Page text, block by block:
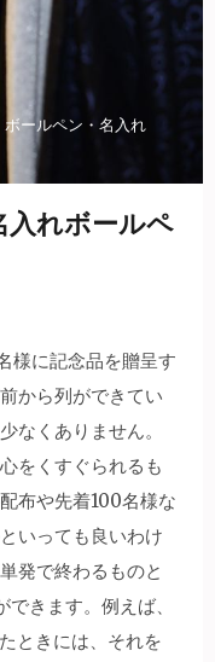
ボールペン ・ 名入れ
入れボールペ
様に記念品を贈呈す
から列ができてい
なくありません。
をくすぐられるも
布や先着100名様な
いっても良いわけ
発で終わるものと
きます。例えば、
ときには、それを